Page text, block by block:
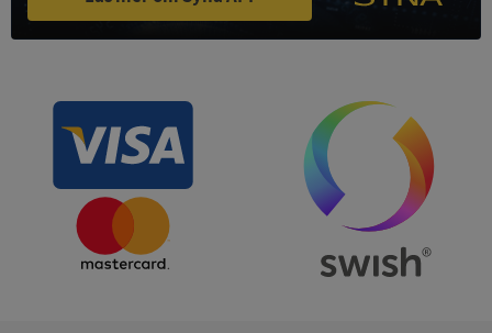
Leverantör/
Domän
__RequestVerificationToken
Microsoft
Corporation
de.syna.se